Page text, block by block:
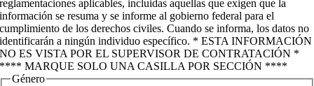
reglamentaciones aplicables, incluidas aquellas que exigen que la
información se resuma y se informe al gobierno federal para el
cumplimiento de los derechos civiles. Cuando se informa, los datos no
identificarán a ningún individuo específico. * ESTA INFORMACIÓN
NO ES VISTA POR EL SUPERVISOR DE CONTRATACIÓN *
**** MARQUE SOLO UNA CASILLA POR SECCIÓN ****
Género